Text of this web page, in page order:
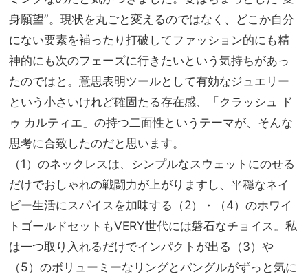
身願望”。現状を丸ごと変えるのではなく、どこか自分
にない要素を補ったり打破してファッション的にも精
神的にも次のフェーズに行きたいという気持ちがあっ
たのではと。意思表明ツールとして有効なジュエリー
という小さいけれど確固たる存在感、「クラッシュ ド
ゥ カルティエ」の持つ二面性というテーマが、そんな
思考に合致したのだと思います。
（1）のネックレスは、シンプルなスウェットにのせる
だけでおしゃれの戦闘力が上がりますし、平穏なネイ
ビー生活にスパイスを加味する（2）・（4）のホワイ
トゴールドセットもVERY世代には磐石なチョイス。私
は一つ取り入れるだけでインパクトが出る（3）や
（5）のボリューミーなリングとバングルがずっと気に